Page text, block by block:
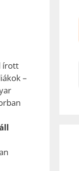
írott
–